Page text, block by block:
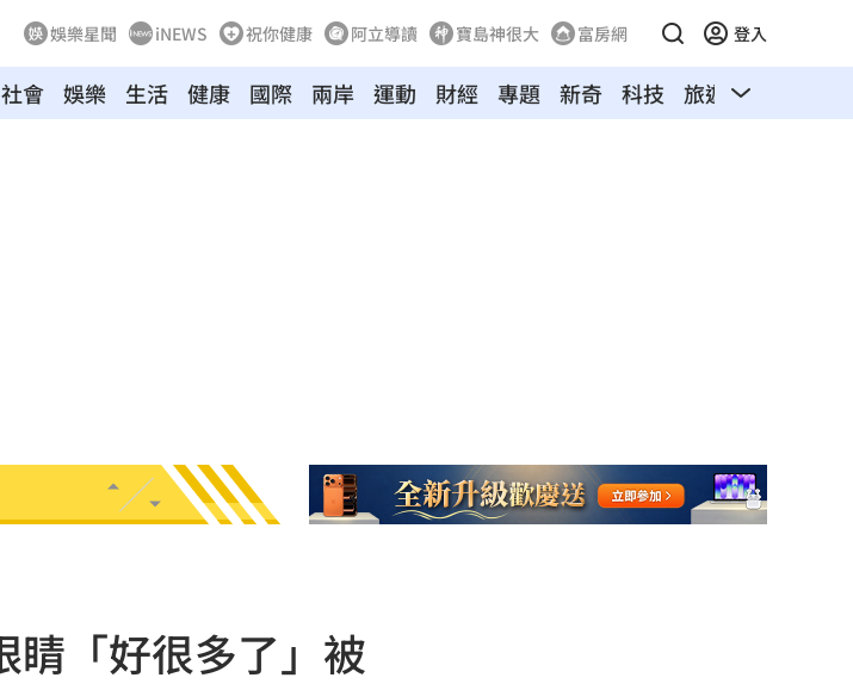
娛樂星聞 iNEWS 祝你健康 阿立導讀 寶島神很大 富房網 登入
社會 娛樂 生活 健康 國際 兩岸 運動 財經 專題 新奇 科技 旅遊 汽車
睛「好很多了」被